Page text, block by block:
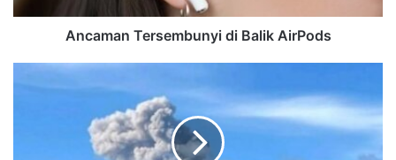
Ancaman Tersembunyi di Balik AirPods